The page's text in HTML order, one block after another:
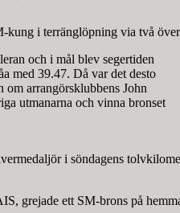
kung i terränglöpning via två
och i mål blev segertiden
med 39.47. Då var det desto
om arrangörsklubbens John
utmanarna och vinna bronset
i söndagens
grejade ett SM-brons på